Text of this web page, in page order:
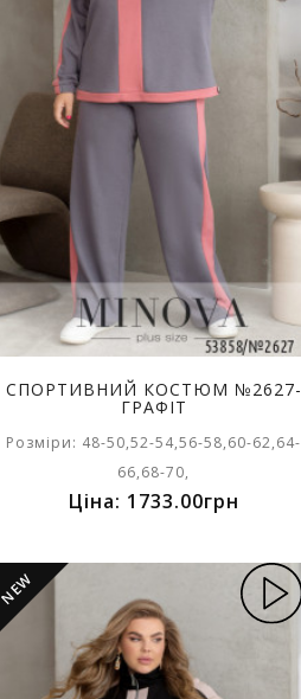
СПОРТИВНИЙ КОСТЮМ №2627-
ГРАФІТ
Розміри: 48-50,52-54,56-58,60-62,64-
66,68-70,
Ціна: 1733.00грн
NEW